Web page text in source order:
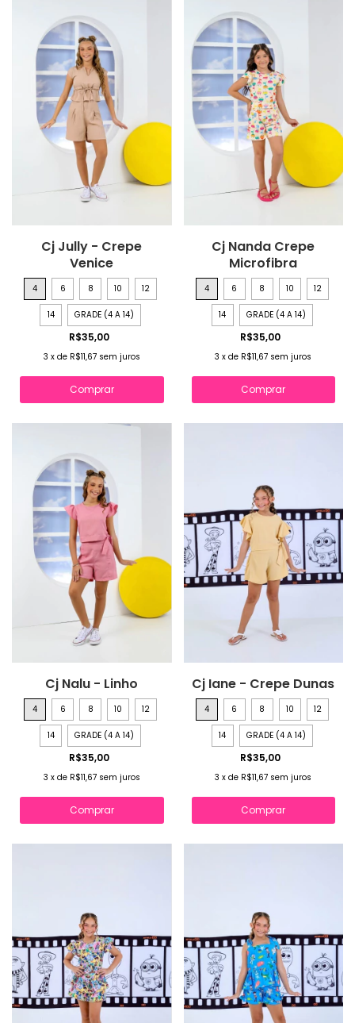
Cj Jully - Crepe
Venice
4 6 8 10 12
14 GRADE (4 A 14)
R$35,00
3 x de R$11,67 sem juros
Comprar
Cj Nanda Crepe
Microfibra
4 6 8 10 12
14 GRADE (4 A 14)
R$35,00
3 xde R$11,67 sem juros
Comprar
Cj Nalu - Linho
4 6 8 10 12
14 GRADE (4 A 14)
R$35,00
3 x de R$11,67 sem juros
Comprar
Cj Iane - Crepe Dunas
4 6 8 10 12
14 GRADE (4 A 14)
R$35,00
3 xde R$11,67 sem juros
Comprar